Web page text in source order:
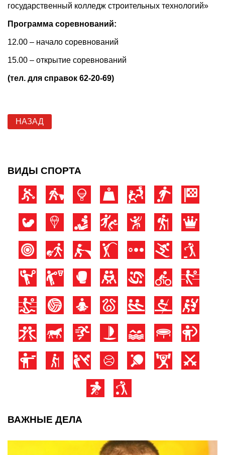
государственный колледж строительных технологий»
Программа соревнований:
12.00 – начало соревнований
15.00 – открытие соревнований
(тел. для справок 62-20-69)
НАЗАД
ВИДЫ СПОРТА
ВАЖНЫЕ ДЕЛА